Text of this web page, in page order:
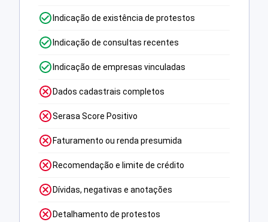
Indicação de existência de protestos
Indicação de consultas recentes
Indicação de empresas vinculadas
Dados cadastrais completos
Serasa Score Positivo
Faturamento ou renda presumida
Recomendação e limite de crédito
Dívidas, negativas e anotações
Detalhamento de protestos